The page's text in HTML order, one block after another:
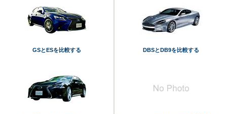
GSとESを比較する DBSとDB9を比較する